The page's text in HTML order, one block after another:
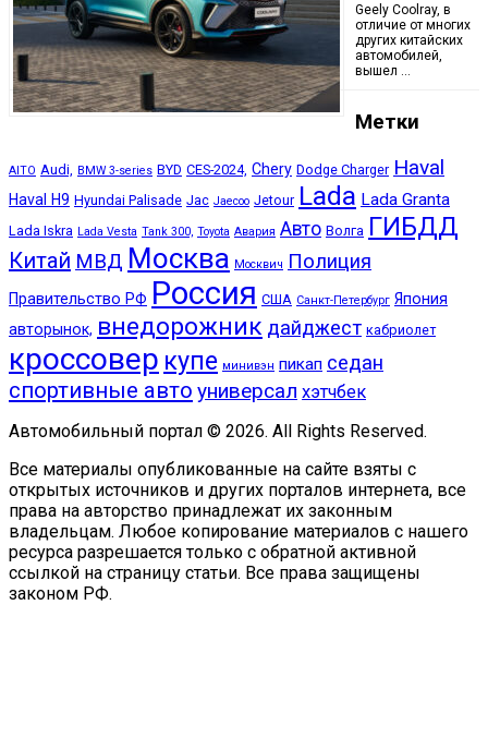
Geely Coolray, в
отличие от многих
других китайских
автомобилей,
вышел …
Метки
AITO Audi, BMW 3-series BYD CES-2024, Chery Dodge Charger Haval
Haval H9 Hyundai Palisade Jac Jaecoo Jetour Lada Lada Granta
Lada Iskra Lada Vesta Tank 300, Toyota Авария Авто Волга ГИБДД
Китай МВД Москва Москвич Полиция
Правительство РФ Россия США Санкт-Петербург Япония
авторынок, внедорожник дайджест кабриолет
кроссовер купе минивэн пикап седан
спортивные авто универсал хэтчбек
Автомобильный портал © 2026. All Rights Reserved.
Все материалы опубликованные на сайте взяты с
открытых источников и других порталов интернета, все
права на авторство принадлежат их законным
владельцам. Любое копирование материалов с нашего
ресурса разрешается только с обратной активной
ссылкой на страницу статьи. Все права защищены
законом РФ.